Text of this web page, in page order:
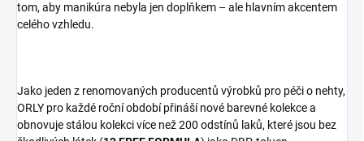
tom, aby manikúra nebyla jen doplňkem – ale hlavním akcentem
celého vzhledu.
Jako jeden z renomovaných producentů výrobků pro péči o nehty,
ORLY pro každé roční období přináší nové barevné kolekce a
obnovuje stálou kolekci více než 200 odstínů laků, které jsou bez